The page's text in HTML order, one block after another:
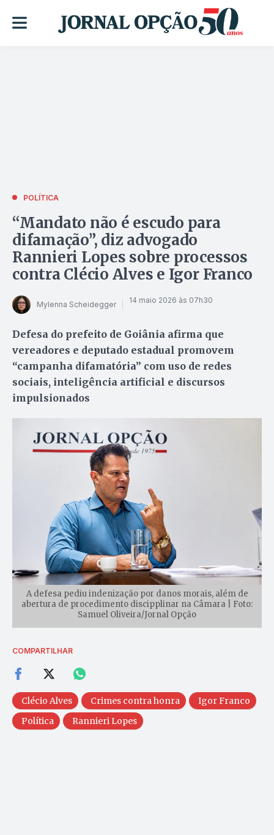
POLÍTICA
“Mandato não é escudo para
difamação”, diz advogado
Rannieri Lopes sobre processos
contra Clécio Alves e Igor Franco
Mylenna Scheidegger 14 maio 2026 às 07h30
Defesa do prefeito de Goiânia afirma que
vereadores e deputado estadual promovem
“campanha difamatória” com uso de redes
sociais, inteligência artificial e discursos
impulsionados
A defesa pediu indenização por danos morais, além de
abertura de procedimento discipplinar na Câmara | Foto:
Samuel Oliveira/Jornal Opção
COMPARTILHAR
Clécio Alves Crimes contra honra
Igor Franco
Política
Rannieri Lopes